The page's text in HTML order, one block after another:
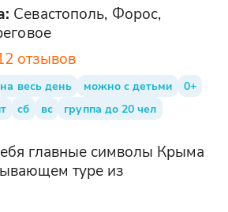
: Севастополь, Форос,
отзывов
на весь день можно с детьми
0+
сб вс группа до 20 чел
главные символы Крыма
туре из